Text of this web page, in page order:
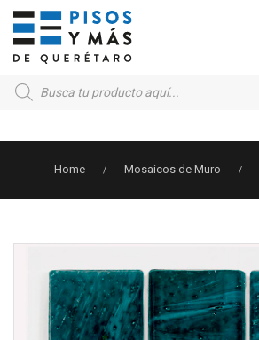
Products
search
Home / Mosaicos de Muro /